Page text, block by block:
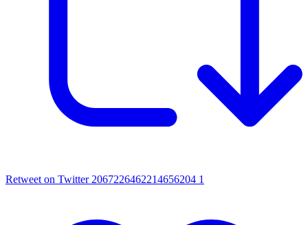
Retweet on Twitter 2067226462214656204 1